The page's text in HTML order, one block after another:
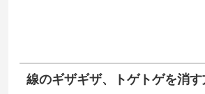
線のギザギザ、トゲトゲを消す